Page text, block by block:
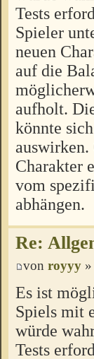
Tests
Spieler
neuen
auf die
aufholt.
könnte
Charakter
vom
abhängen.
Re:
von royyy
Es ist
Spiels mit
würde
Tests